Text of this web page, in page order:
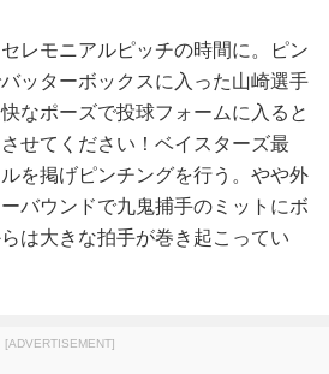
レモニアルピッチの時間に。ピン
ッターボックスに入った山崎選手
なポーズで投球フォームに入ると
せてください！ベイスターズ最
を掲げピンチングを行う。やや外
バウンドで九鬼捕手のミットにボ
は大きな拍手が巻き起こってい
[ADVERTISEMENT]